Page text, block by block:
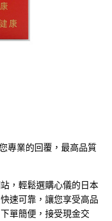
專業的回覆，最高品質
，輕鬆選購心儀的日本
速可靠，讓您享受高品
單簡便，接受現金交